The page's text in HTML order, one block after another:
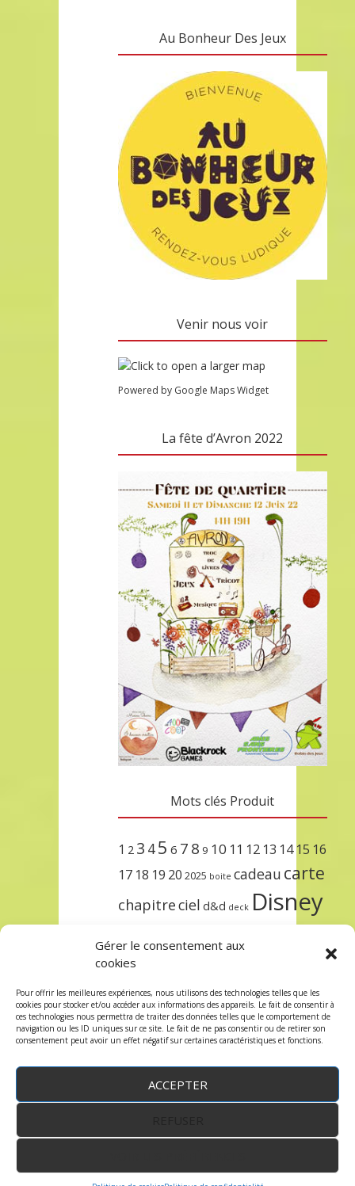
Gérer le consentement aux
cookies
Pour offrir les meilleures expériences, nous utilisons des technologies telles que les
cookies pour stocker et/ou accéder aux informations des appareils. Le fait de consentir à
ces technologies nous permettra de traiter des données telles que le comportement de
navigation ou les ID uniques sur ce site. Le fait de ne pas consentir ou de retirer son
consentement peut avoir un effet négatif sur certaines caractéristiques et fonctions.
ACCEPTER
Au Bonheur Des Jeux
Venir nous voir
Powered by Google Maps Widget
La fête d’Avron 2022
Mots clés Produit
1 2 3 45 6 7 8 9 10 11 12 13 14 15 16
17 18 19 20 2025 boite cadeau carte
chapitreciel d&d deck Disney
lorcana
protègeprécommandesetsleeve
terre trois unlockursula étincelant
Copyright © 2023 robindesjeux.com -Mentions